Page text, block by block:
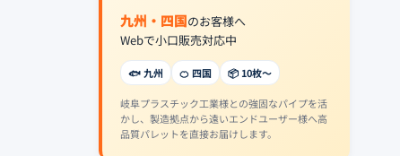
九州・四国のお客様へ
Webで小口販売対応中
🐟 九州 🍊 四国 📦 10枚〜
岐阜プラスチック工業様との強固なパイプを活
かし、製造拠点から遠いエンドユーザー様へ高
品質パレットを直接お届けします。